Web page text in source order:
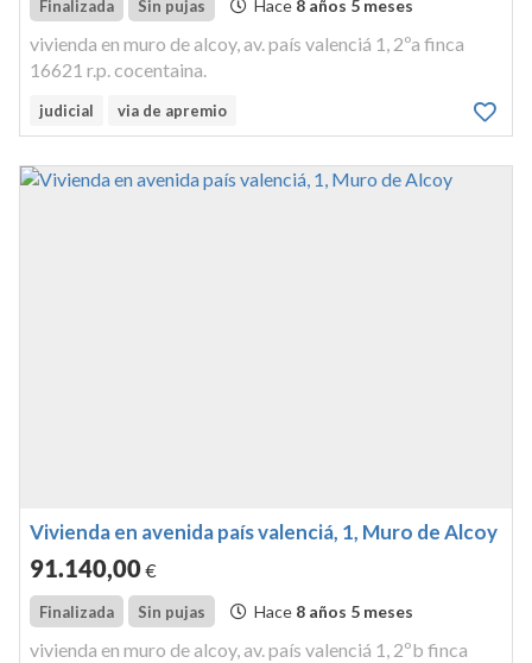
Finalizada Sin pujas Hace 8 años 5 meses
vivienda en muro de alcoy, av. país valenciá 1, 2ºa finca
16621 r.p. cocentaina.
judicial via de apremio
Vivienda en avenida país valenciá, 1, Muro de Alcoy
91.140,00€
Finalizada Sin pujas Hace 8 años 5 meses
vivienda en muro de alcoy, av. país valenciá 1, 2ºb finca